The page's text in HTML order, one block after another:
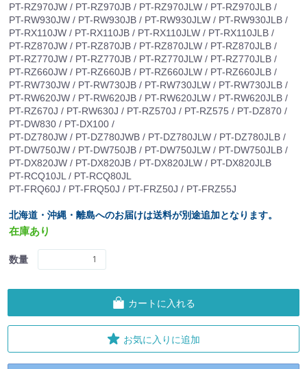
PT-RZ970JW / PT-RZ970JB / PT-RZ970JLW / PT-RZ970JLB /
PT-RW930JW / PT-RW930JB / PT-RW930JLW / PT-RW930JLB /
PT-RX110JW / PT-RX110JB / PT-RX110JLW / PT-RX110JLB /
PT-RZ870JW / PT-RZ870JB / PT-RZ870JLW / PT-RZ870JLB /
PT-RZ770JW / PT-RZ770JB / PT-RZ770JLW / PT-RZ770JLB /
PT-RZ660JW / PT-RZ660JB / PT-RZ660JLW / PT-RZ660JLB /
PT-RW730JW / PT-RW730JB / PT-RW730JLW / PT-RW730JLB /
PT-RW620JW / PT-RW620JB / PT-RW620JLW / PT-RW620JLB /
PT-RZ670J / PT-RW630J / PT-RZ570J / PT-RZ575 / PT-DZ870 /
PT-DW830 / PT-DX100 /
PT-DZ780JW / PT-DZ780JWB / PT-DZ780JLW / PT-DZ780JLB /
PT-DW750JW / PT-DW750JB / PT-DW750JLW / PT-DW750JLB /
PT-DX820JW / PT-DX820JB / PT-DX820JLW / PT-DX820JLB
PT-RCQ10JL / PT-RCQ80JL
PT-FRQ60J / PT-FRQ50J / PT-FRZ50J / PT-FRZ55J
北海道・沖縄・離島へのお届けは送料が別途追加となります。
在庫あり
数量
カートに入れる
お気に入りに追加